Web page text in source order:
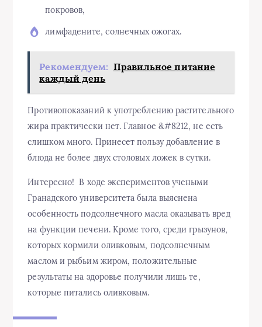
покровов,
лимфадените, солнечных ожогах.
Рекомендуем: Правильное питание
каждый день
Противопоказаний к употреблению растительного
жира практически нет. Главное &#8212, не есть
слишком много. Принесет пользу добавление в
блюда не более двух столовых ложек в сутки.
Интересно! В ходе экспериментов учеными
Гранадского университета была выяснена
особенность подсолнечного масла оказывать вред
на функции печени. Кроме того, среди грызунов,
которых кормили оливковым, подсолнечным
маслом и рыбьим жиром, положительные
результаты на здоровье получили лишь те,
которые питались оливковым.